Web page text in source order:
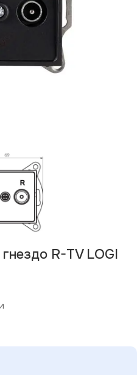
R-TV LOGI